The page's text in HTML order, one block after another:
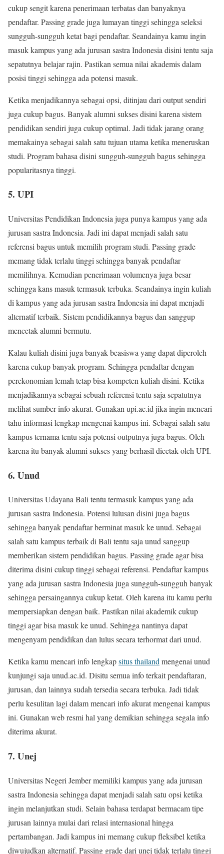
cukup sengit karena penerimaan terbatas dan banyaknya
pendaftar. Passing grade juga lumayan tinggi sehingga seleksi
sungguh-sungguh ketat bagi pendaftar. Seandainya kamu ingin
masuk kampus yang ada jurusan sastra Indonesia disini tentu saja
sepatutnya belajar rajin. Pastikan semua nilai akademis dalam
posisi tinggi sehingga ada potensi masuk.
Ketika menjadikannya sebagai opsi, ditinjau dari output sendiri
juga cukup bagus. Banyak alumni sukses disini karena sistem
pendidikan sendiri juga cukup optimal. Jadi tidak jarang orang
memakainya sebagai salah satu tujuan utama ketika meneruskan
studi. Program bahasa disini sungguh-sungguh bagus sehingga
popularitasnya tinggi.
5. UPI
Universitas Pendidikan Indonesia juga punya kampus yang ada
jurusan sastra Indonesia. Jadi ini dapat menjadi salah satu
referensi bagus untuk memilih program studi. Passing grade
memang tidak terlalu tinggi sehingga banyak pendaftar
memilihnya. Kemudian penerimaan volumenya juga besar
sehingga kans masuk termasuk terbuka. Seandainya ingin kuliah
di kampus yang ada jurusan sastra Indonesia ini dapat menjadi
alternatif terbaik. Sistem pendidikannya bagus dan sanggup
mencetak alumni bermutu.
Kalau kuliah disini juga banyak beasiswa yang dapat diperoleh
karena cukup banyak program. Sehingga pendaftar dengan
perekonomian lemah tetap bisa kompeten kuliah disini. Ketika
menjadikannya sebagai sebuah referensi tentu saja sepatutnya
melihat sumber info akurat. Gunakan upi.ac.id jika ingin mencari
tahu informasi lengkap mengenai kampus ini. Sebagai salah satu
kampus ternama tentu saja potensi outputnya juga bagus. Oleh
karena itu banyak alumni sukses yang berhasil dicetak oleh UPI.
6. Unud
Universitas Udayana Bali tentu termasuk kampus yang ada
jurusan sastra Indonesia. Potensi lulusan disini juga bagus
sehingga banyak pendaftar berminat masuk ke unud. Sebagai
salah satu kampus terbaik di Bali tentu saja unud sanggup
memberikan sistem pendidikan bagus. Passing grade agar bisa
diterima disini cukup tinggi sebagai referensi. Pendaftar kampus
yang ada jurusan sastra Indonesia juga sungguh-sungguh banyak
sehingga persaingannya cukup ketat. Oleh karena itu kamu perlu
mempersiapkan dengan baik. Pastikan nilai akademik cukup
tinggi agar bisa masuk ke unud. Sehingga nantinya dapat
mengenyam pendidikan dan lulus secara terhormat dari unud.
Ketika kamu mencari info lengkapsitus thailandmengenai unud
kunjungi saja unud.ac.id. Disitu semua info terkait pendaftaran,
jurusan, dan lainnya sudah tersedia secara terbuka. Jadi tidak
perlu kesulitan lagi dalam mencari info akurat mengenai kampus
ini. Gunakan web resmi hal yang demikian sehingga segala info
diterima akurat.
7. Unej
Universitas Negeri Jember memiliki kampus yang ada jurusan
sastra Indonesia sehingga dapat menjadi salah satu opsi ketika
ingin melanjutkan studi. Selain bahasa terdapat bermacam tipe
jurusan lainnya mulai dari relasi internasional hingga
pertambangan. Jadi kampus ini memang cukup fleksibel ketika
diwujudkan alternatif. Passing grade dari unej tidak terlalu tinggi